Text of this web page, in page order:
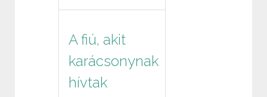
A fiú, akit
karácsonynak
hívtak